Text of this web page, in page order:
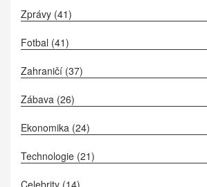
Zprávy (41)
Fotbal (41)
Zahraničí (37)
Zábava (26)
Ekonomika (24)
Technologie (21)